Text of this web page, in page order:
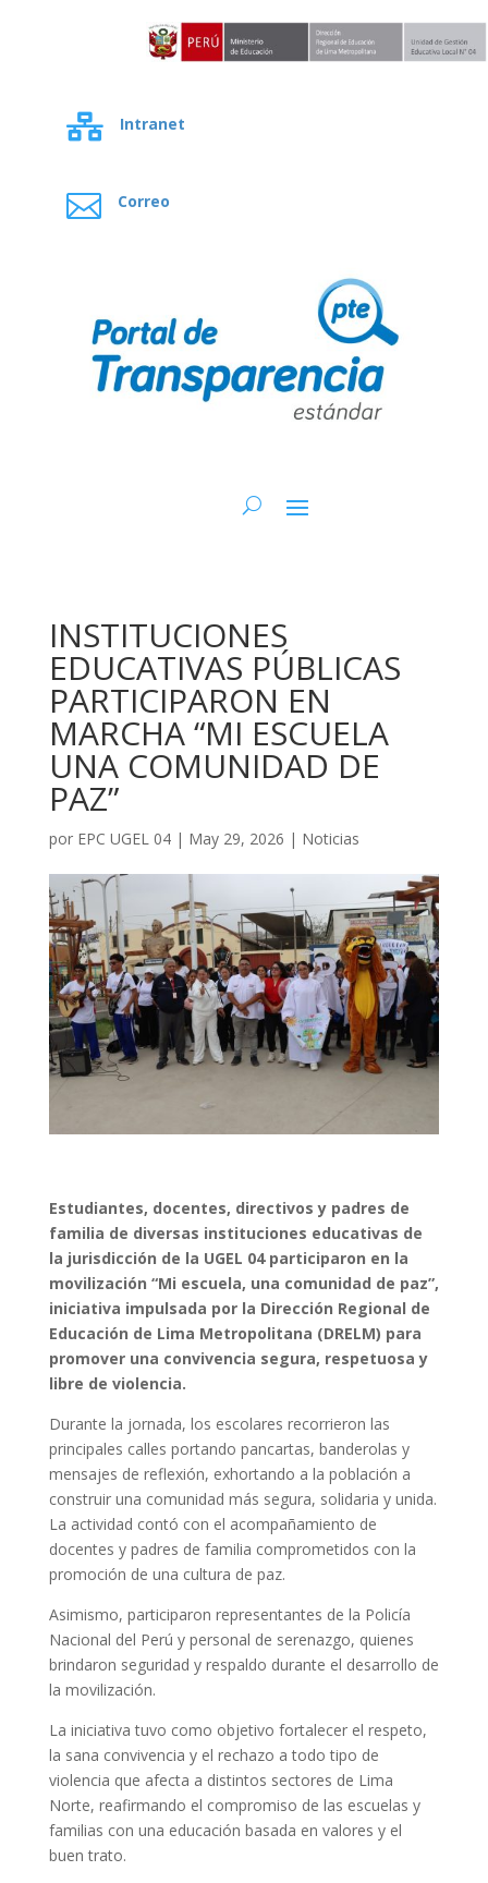
 Intranet
 Correo
INSTITUCIONES
EDUCATIVAS PÚBLICAS
PARTICIPARON EN
MARCHA “MI ESCUELA
UNA COMUNIDAD DE
PAZ”
por EPC UGEL 04| May 29, 2026 | Noticias
Estudiantes, docentes, directivos y padres de
familia de diversas instituciones educativas de
la jurisdicción de la UGEL 04 participaron en la
movilización “Mi escuela, una comunidad de paz”,
iniciativa impulsada por la Dirección Regional de
Educación de Lima Metropolitana (DRELM) para
promover una convivencia segura, respetuosa y
libre de violencia.
Durante la jornada, los escolares recorrieron las
principales calles portando pancartas, banderolas y
mensajes de reflexión, exhortando a la población a
construir una comunidad más segura, solidaria y unida.
La actividad contó con el acompañamiento de
docentes y padres de familia comprometidos con la
promoción de una cultura de paz.
Asimismo, participaron representantes de la Policía
Nacional del Perú y personal de serenazgo, quienes
brindaron seguridad y respaldo durante el desarrollo de
la movilización.
La iniciativa tuvo como objetivo fortalecer el respeto,
la sana convivencia y el rechazo a todo tipo de
violencia que afecta a distintos sectores de Lima
Norte, reafirmando el compromiso de las escuelas y
familias con una educación basada en valores y el
buen trato.